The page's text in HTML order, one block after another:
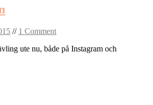
// 1 Comment
ute nu, både på Instagram och